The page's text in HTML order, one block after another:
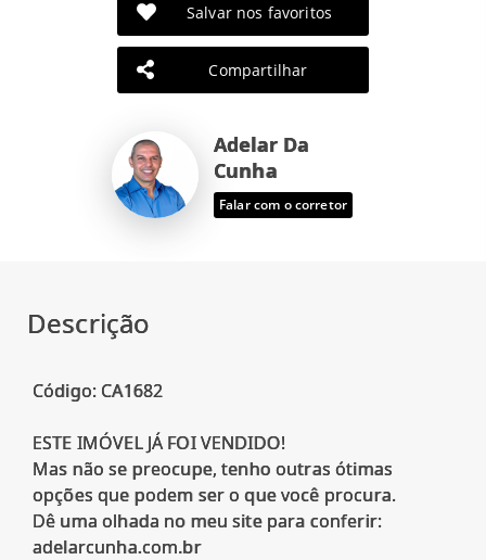
Salvar nos favoritos
Compartilhar
Adelar Da
Cunha
Falar com o corretor
Descrição
Código: CA1682
ESTE IMÓVEL JÁ FOI VENDIDO!
Mas não se preocupe, tenho outras ótimas
opções que podem ser o que você procura.
Dê uma olhada no meu site para conferir:
adelarcunha.com.br